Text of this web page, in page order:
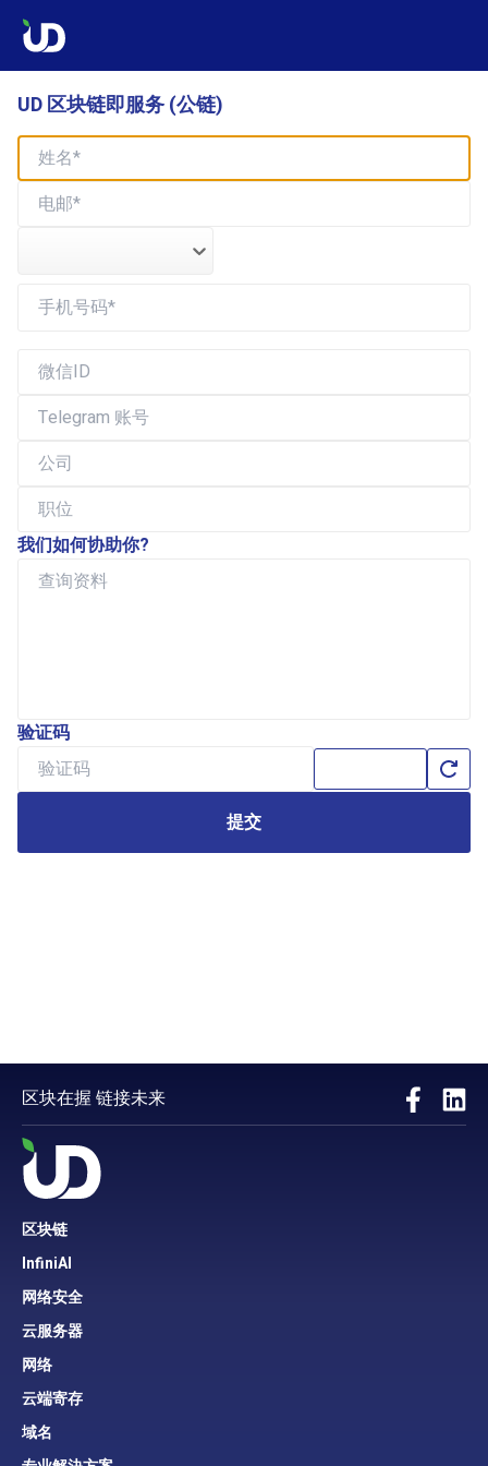
UD 区块链即服务 (公链)
我们如何协助你?
验证码
提交
区块在握 链接未来
区块链
InfiniAI
网络安全
云服务器
网络
云端寄存
域名